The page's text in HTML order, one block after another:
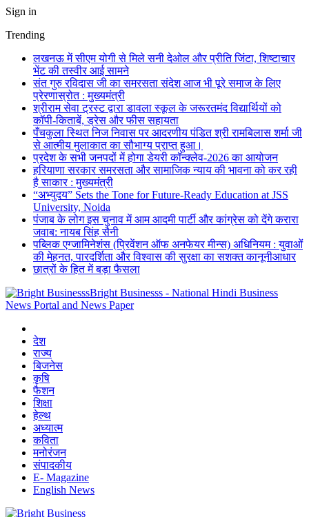
Sign in
Trending
लखनऊ में सीएम योगी से मिले सनी देओल और प्रीति जिंटा, शिष्टाचार
भेंट की तस्वीर आई सामने
संत गुरु रविदास जी का समरसता संदेश आज भी पूरे समाज के लिए
प्रेरणास्रोत : मुख्यमंत्री
श्रीराम सेवा ट्रस्ट द्वारा डावला स्कूल के जरूरतमंद विद्यार्थियों को
कॉपी-किताबें, ड्रेस और फीस सहायता
पँचकुला स्थित निज निवास पर आदरणीय पंडित श्री रामबिलास शर्मा जी
से आत्मीय मुलाकात का सौभाग्य प्राप्त हुआ।
प्रदेश के सभी जनपदों में होगा डेयरी कॉन्क्लेव-2026 का आयोजन
हरियाणा सरकार समरसता और सामाजिक न्याय की भावना को कर रही
है साकार : मुख्यमंत्री
“अभ्युदय” Sets the Tone for Future-Ready Education at JSS
University, Noida
पंजाब के लोग इस चुनाव में आम आदमी पार्टी और कांग्रेस को देंगे करारा
जवाब: नायब सिंह सैनी
पब्लिक एग्जामिनेशंस (प्रिवेंशन ऑफ अनफेयर मीन्स) अधिनियम : युवाओं
की मेहनत, पारदर्शिता और विश्वास की सुरक्षा का सशक्त कानूनीआधार
छात्रों के हित में बड़ा फैसला
Bright Businesss - National Hindi Business
News Portal and News Paper
देश
राज्य
बिजनेस
कृषि
फैशन
शिक्षा
हेल्थ
अध्यात्म
कविता
मनोरंजन
संपादकीय
E- Magazine
English News